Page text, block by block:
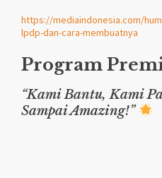
https://mediaindonesia.com/
lpdp-dan-cara-membuatnya
Program
“Kami Bantu, Kami
Sampai Amazing!”